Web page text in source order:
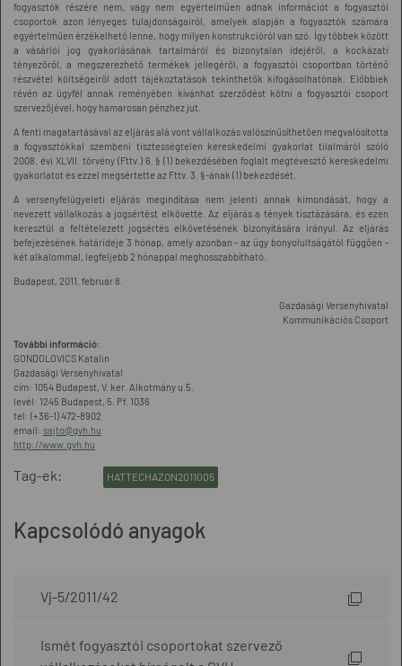
fogyasztók részére nem, vagy nem egyértelműen adnak információt a fogyasztói
csoportok azon lényeges tulajdonságairól, amelyek alapján a fogyasztók számára
egyértelműen érzékelhető lenne, hogy milyen konstrukcióról van szó. Így többek között
a vásárlói jog gyakorlásának tartalmáról és bizonytalan idejéről, a kockázati
tényezőről, a megszerezhető termékek jellegéről, a fogyasztói csoportban történő
részvétel költségeiről adott tájékoztatások tekinthetők kifogásolhatónak. Előbbiek
révén az ügyfél annak reményében kívánhat szerződést kötni a fogyasztói csoport
szervezőjével, hogy hamarosan pénzhez jut.
A fenti magatartásával az eljárás alá vont vállalkozás valószínűsíthetően megvalósította
a fogyasztókkal szembeni tisztességtelen kereskedelmi gyakorlat tilalmáról szóló
2008. évi XLVII. törvény (Fttv.) 6. § (1) bekezdésében foglalt megtévesztő kereskedelmi
gyakorlatot és ezzel megsértette az Fttv. 3. §-ának (1) bekezdését.
A versenyfelügyeleti eljárás megindítása nem jelenti annak kimondását, hogy a
nevezett vállalkozás a jogsértést elkövette. Az eljárás a tények tisztázására, és ezen
keresztül a feltételezett jogsértés elkövetésének bizonyítására irányul. Az eljárás
befejezésének határideje 3 hónap, amely azonban - az ügy bonyolultságától függően -
két alkalommal, legfeljebb 2 hónappal meghosszabbítható.
Budapest, 2011. február 8.
Gazdasági Versenyhivatal
Kommunikációs Csoport
További információ:
GONDOLOVICS Katalin
Gazdasági Versenyhivatal
cím: 1054 Budapest, V. ker. Alkotmány u.5.
levél: 1245 Budapest, 5. Pf. 1036
tel: (+36-1) 472-8902
email: sajto@gvh.hu
http://www.gvh.hu
Tag-ek: HATTECHAZON2011005
Kapcsolódó anyagok
Vj-5/2011/42
Ismét fogyasztói csoportokat szervező